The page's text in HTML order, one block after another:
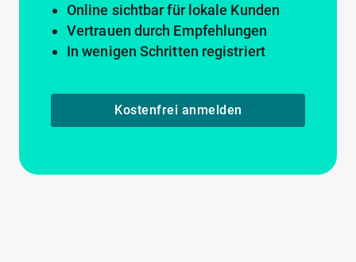
Online sichtbar für lokale Kunden
Vertrauen durch Empfehlungen
In wenigen Schritten registriert
Kostenfrei anmelden